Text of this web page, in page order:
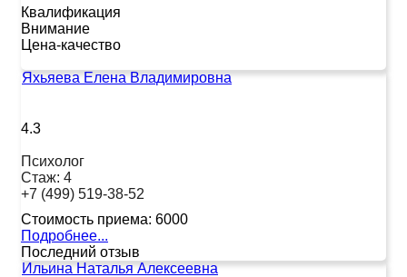
Квалификация
Внимание
Цена-качество
Яхьяева Елена Владимировна
4.3
Психолог
Стаж: 4
+7 (499) 519-38-52
Стоимость приема: 6000
Подробнее...
Последний отзыв
Ильина Наталья Алексеевна